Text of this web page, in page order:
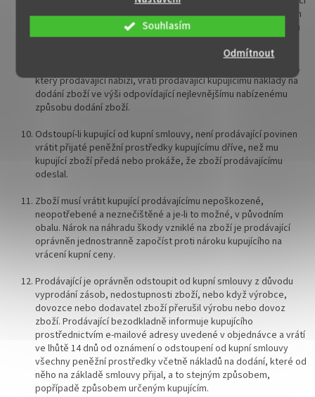
Odmítnout
Souhlasím
vrátí kupujícímu přijaté peněžní prostředky jiným způsobem jen
tehdy, pokud s tím kupující souhlasí a pokud mu tím nevzniknou
další náklady.
Jestliže kupující zvolil jiný než nejlevnější způsob dodání zboží,
který prodávající nabízí, vrátí prodávající kupujícímu náklady na
dodání zboží ve výši odpovídající nejlevnějšímu nabízenému
způsobu dodání zboží.
Odstoupí-li kupující od kupní smlouvy, není prodávající povinen
vrátit přijaté peněžní prostředky kupujícímu dříve, než mu
kupující zboží předá nebo prokáže, že zboží prodávajícímu
odeslal.
Zboží musí vrátit kupující prodávajícímu nepoškozené,
neopotřebené a neznečištěné a je-li to možné, v původním
obalu. Nárok na náhradu škody vzniklé na zboží je prodávající
oprávněn jednostranně započíst proti nároku kupujícího na
vrácení kupní ceny.
Prodávající je oprávněn odstoupit od kupní smlouvy z důvodu
vyprodání zásob, nedostupnosti zboží, nebo když výrobce,
dovozce nebo dodavatel zboží přerušil výrobu nebo dovoz
zboží. Prodávající bezodkladně informuje kupujícího
prostřednictvím e-mailové adresy uvedené v objednávce a vrátí
ve lhůtě 14 dnů od oznámení o odstoupení od kupní smlouvy
všechny peněžní prostředky včetně nákladů na dodání, které od
něho na základě smlouvy přijal, a to stejným způsobem,
popřípadě způsobem určeným kupujícím.